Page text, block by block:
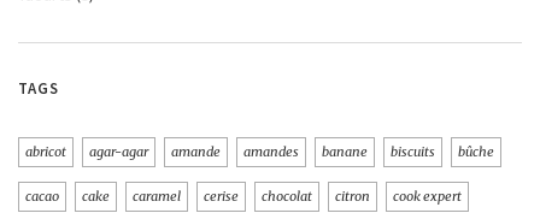
TAGS
abricot agar-agar amande amandes banane biscuits bûche
cacao cake caramel cerise chocolat citron cook expert